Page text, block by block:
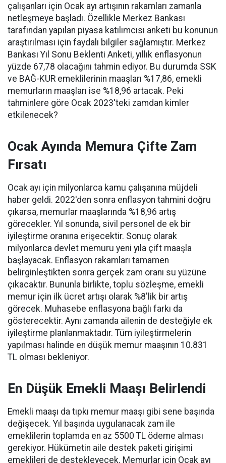
çalışanları için Ocak ayı artışının rakamları zamanla
netleşmeye başladı. Özellikle Merkez Bankası
tarafından yapılan piyasa katılımcısı anketi bu konunun
araştırılması için faydalı bilgiler sağlamıştır. Merkez
Bankası Yıl Sonu Beklenti Anketi, yıllık enflasyonun
yüzde 67,78 olacağını tahmin ediyor. Bu durumda SSK
ve BAĞ-KUR emeklilerinin maaşları %17,86, emekli
memurların maaşları ise %18,96 artacak. Peki
tahminlere göre Ocak 2023'teki zamdan kimler
etkilenecek?
Ocak Ayında Memura Çifte Zam
Fırsatı
Ocak ayı için milyonlarca kamu çalışanına müjdeli
haber geldi. 2022'den sonra enflasyon tahmini doğru
çıkarsa, memurlar maaşlarında %18,96 artış
görecekler. Yıl sonunda, sivil personel de ek bir
iyileştirme oranına erişecektir. Sonuç olarak
milyonlarca devlet memuru yeni yıla çift maaşla
başlayacak. Enflasyon rakamları tamamen
belirginleştikten sonra gerçek zam oranı su yüzüne
çıkacaktır. Bununla birlikte, toplu sözleşme, emekli
memur için ilk ücret artışı olarak %8'lik bir artış
görecek. Muhasebe enflasyona bağlı farkı da
gösterecektir. Aynı zamanda ailenin de desteğiyle ek
iyileştirme planlanmaktadır. Tüm iyileştirmelerin
yapılması halinde en düşük memur maaşının 10.831
TL olması bekleniyor.
En Düşük Emekli Maaşı Belirlendi
Emekli maaşı da tıpkı memur maaşı gibi sene başında
değişecek. Yıl başında uygulanacak zam ile
emeklilerin toplamda en az 5500 TL ödeme alması
gerekiyor. Hükümetin aile destek paketi girişimi
emeklileri de destekleyecek. Memurlar için Ocak ayı